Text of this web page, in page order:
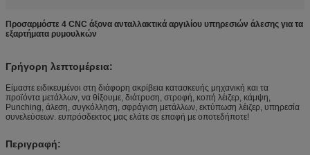
Προσαρμόστε 4 CNC άξονα ανταλλακτικά αργιλίου υπηρεσιών άλεσης για τα
εξαρτήματα ρυμουλκών
Γρήγορη λεπτομέρεια:
Είμαστε ειδικευμένοι στη διάφορη ακρίβεια κατασκευής μηχανική και τα
προϊόντα μετάλλων, να θίξουμε, διάτρυση, στροφή, κοπή λέιζερ, κάμψη,
Punching, άλεση, συγκόλληση, σφράγιση μετάλλων, εκτύπωση λέιζερ, υπηρεσία
συνελεύσεων. ευπρόσδεκτος μας ελάτε σε επαφή με οποτεδήποτε!
Περιγραφή: